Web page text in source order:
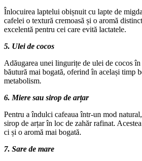
Înlocuirea laptelui obișnuit cu lapte de
cafelei o textură cremoasă și o aromă
excelentă pentru cei care evită lactatele.
5. Ulei de cocos
Adăugarea unei lingurițe de ulei de cocos în
băutură mai bogată, oferind în același timp
metabolism.
6. Miere sau sirop de arțar
Pentru a îndulci cafeaua într-un mod
sirop de arțar în loc de zahăr rafinat.
ci și o aromă mai bogată.
7. Sare de mare